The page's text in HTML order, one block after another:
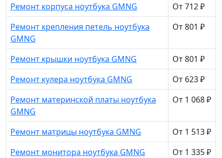
Ремонт корпуса ноутбука GMNG
От 712 ₽
Ремонт крепления петель ноутбука
GMNG
От 801 ₽
Ремонт крышки ноутбука GMNG
От 801 ₽
Ремонт кулера ноутбука GMNG
От 623 ₽
Ремонт материнской платы ноутбука
GMNG
От 1 068 ₽
Ремонт матрицы ноутбука GMNG
От 1 513 ₽
Ремонт монитора ноутбука GMNG
От 1 335 ₽